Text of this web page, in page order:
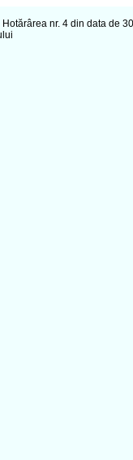
Hotărârea nr. 4 din data de